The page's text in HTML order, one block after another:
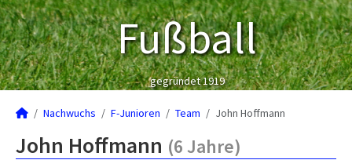
Fußball
gegründet 1919
Nachwuchs F-Junioren Team John Hoffmann
John Hoffmann (6 Jahre)